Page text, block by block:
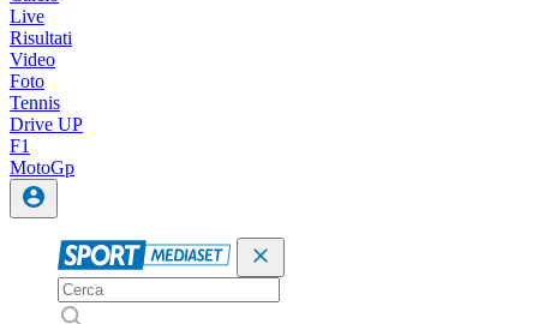
Live
Risultati
Video
Foto
Tennis
Drive UP
F1
MotoGp